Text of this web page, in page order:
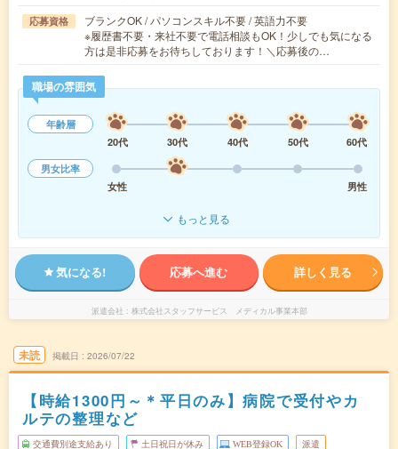
応募資格
ブランクOK / パソコンスキル不要 / 英語力不要
※履歴書不要・来社不要で電話相談もOK！少しでも気になる
方は是非応募をお待ちしております！＼応募後の…
職場の雰囲気
年齢層
20代
30代 40代 50代
60代
男女比率
女性
男性
もっと見る
気になる! 応募へ進む 詳しく見る
派遣会社 株式会社スタッフサービス メディカル事業本部
未読 掲載日 2026/07/22
【時給1300円～＊平日のみ】病院で受付やカ
ルテの整理など
交通費別途支給あり 土日祝日が休み WEB登録OK 派遣